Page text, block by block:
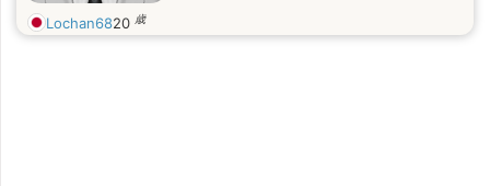
Lochan6820 歳